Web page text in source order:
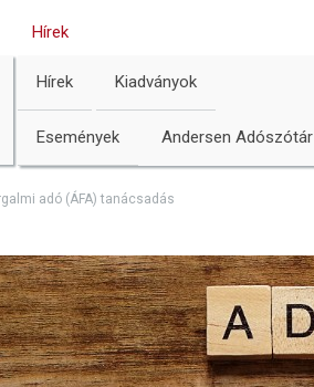
Hírek
Hírek Kiadványok
Események Andersen Adószótár
adó (ÁFA) tanácsadás